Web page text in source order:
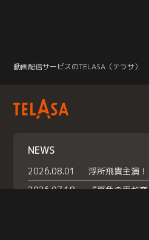
動画配信サービスのTELASA（テラサ）
NEWS
2026.08.01
2026.07.18